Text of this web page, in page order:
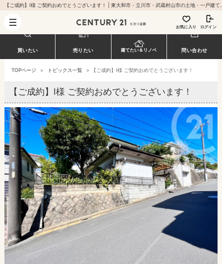
お気に入り ログイン
買いたい 売りたい 建てたい＆リノベ 問い合わせ
TOPページ > トピックス一覧 > 【ご成約】I様 ご契約おめでとうございます！
【ご成約】I様 ご契約おめでとうございます！